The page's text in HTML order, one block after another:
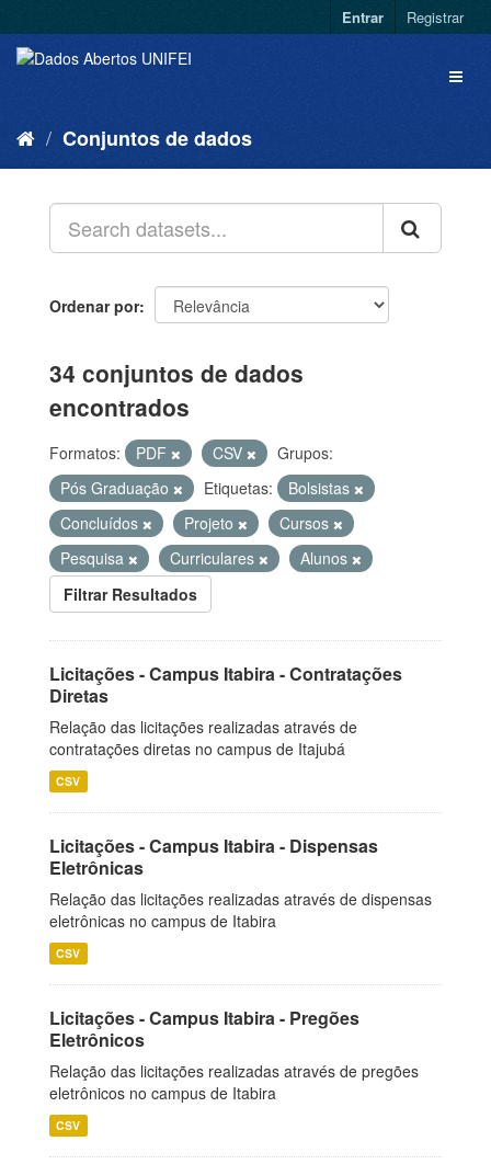
Entrar Registrar
Conjuntos de dados
Ordenar por
34 conjuntos de dados
encontrados
Formatos: PDF CSV
Grupos:
Pós Graduação
Etiquetas:
Bolsistas
Concluídos
Projeto
Cursos
Pesquisa
Curriculares
Alunos
Filtrar Resultados
Licitações - Campus Itabira - Contratações
Diretas
Relação das licitações realizadas através de
contratações diretas no campus de Itajubá
CSV
Licitações - Campus Itabira - Dispensas
Eletrônicas
Relação das licitações realizadas através de dispensas
eletrônicas no campus de Itabira
CSV
Licitações - Campus Itabira - Pregões
Eletrônicos
Relação das licitações realizadas através de pregões
eletrônicos no campus de Itabira
CSV